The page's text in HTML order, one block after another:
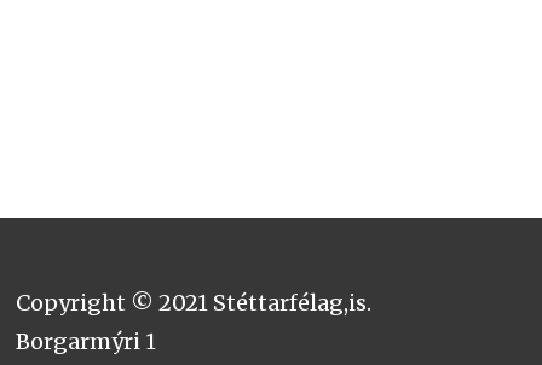
Copyright © 2021 Stéttarfélag,is.
Borgarmýri 1